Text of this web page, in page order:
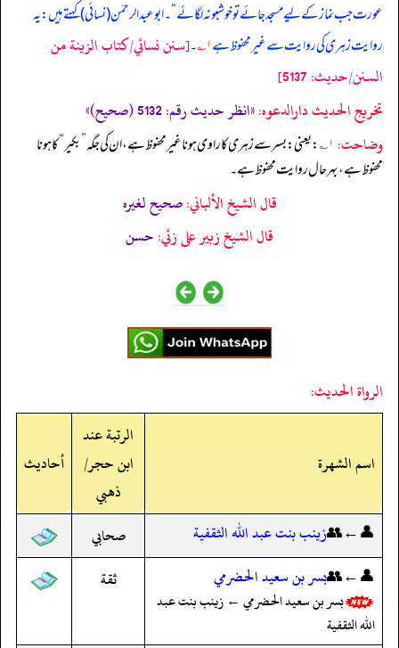
عورت جب نماز کے لیے مسجد جائے تو خوشبو نہ لگائے“۔ ابوعبدالرحمٰن (نسائی) کہتے ہیں: یہ
روایت زہری کی روایت سے غیر محفوظ ہے۱؎ ۔[سنن نسائي/كتاب الزينة من
السنن/حدیث: 5137]
تخریج الحدیث دارالدعوہ:«انظر حدیث رقم: 5132 (صحیح)»
وضاحت: ۱؎ : یعنی: بسر سے زہری کا راوی ہونا غیر محفوظ ہے، ان کی جگہ”بکیر“کا ہونا
محفوظ ہے، بہرحال روایت محفوظ ہے۔
قال الشيخ الألباني:صحيح لغيره
قال الشيخ زبير على زئي:حسن
الرواة الحديث:
اسم الشهرة
الرتبة عند
ابن حجر/
ذهبي
أحاديث
👤←👥زينب بنت عبد الله الثقفية
صحابي
👤←👥بسر بن سعيد الحضرمي
بسر بن سعيد الحضرمي ← زينب بنت عبد
الله الثقفية
ثقة